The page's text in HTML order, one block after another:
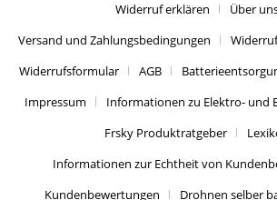
Widerruf erklären
Über
Versand und Zahlungsbedingungen
Widerrufsformular
AGB
Impressum
Informationen zu Elektro- und
Frsky Produktratgeber
Informationen zur Echtheit von
Kundenbewertungen
Drohnen selber